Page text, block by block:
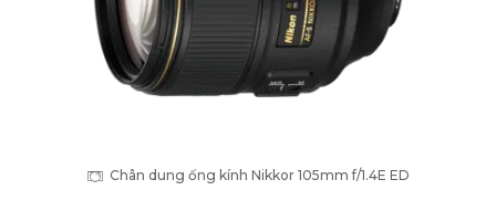
Chân dung ống kính Nikkor 105mm f/1.4E ED